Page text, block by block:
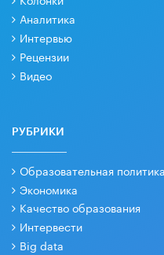
Аналитика
Интервью
Рецензии
Видео
РУБРИКИ
Образовательная политика
Экономика
Качество образования
Интервести
Big data